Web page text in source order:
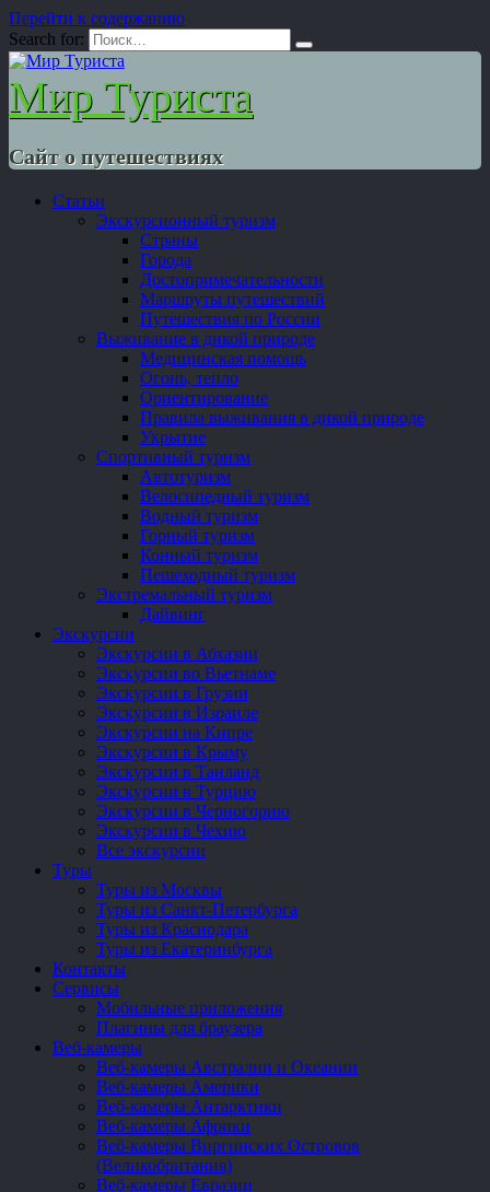
Перейти к содержанию
Search for:
Мир Туриста
Сайт о путешествиях
Статьи
Экскурсионный туризм
Страны
Города
Достопримечательности
Маршруты путешествий
Путешествия по России
Выживание в дикой природе
Медицинская помощь
Огонь, тепло
Ориентирование
Правила выживания в дикой природе
Укрытие
Спортивный туризм
Автотуризм
Велосипедный туризм
Водный туризм
Горный туризм
Конный туризм
Пешеходный туризм
Экстремальный туризм
Дайвинг
Экскурсии
Экскурсии в Абхазии
Экскурсии во Вьетнаме
Экскурсии в Грузии
Экскурсии в Израиле
Экскурсии на Кипре
Экскурсии в Крыму
Экскурсии в Таиланд
Экскурсии в Турцию
Экскурсии в Черногорию
Экскурсии в Чехию
Все экскурсии
Туры
Туры из Москвы
Туры из Санкт-Петербурга
Туры из Краснодара
Туры из Екатеринбурга
Контакты
Сервисы
Мобильные приложения
Плагины для браузера
Веб-камеры
Веб-камеры Австралии и Океании
Веб-камеры Америки
Веб-камеры Антарктики
Веб-камеры Африки
Веб-камеры Виргинских Островов
(Великобритания)
Веб-камеры Евразии